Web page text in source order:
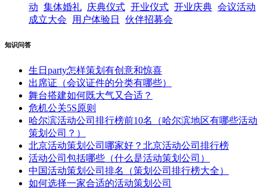
动 集体婚礼 庆典仪式 开业仪式 开业庆典 会议活动
成立大会
用户体验日 伙伴招募会
知识问答
生日party怎样策划有创意和惊喜
出席证（会议证件的分类有哪些）
舞台搭建如何既大气又合适？
危机公关5S原则
哈尔滨活动公司排行榜前10名（哈尔滨地区有哪些活动
策划公司？）
北京活动策划公司哪家好？北京活动公司排行榜
活动公司包括哪些（什么是活动策划公司）
中国活动策划公司排名（策划公司排行榜大全）
如何选择一家合适的活动策划公司